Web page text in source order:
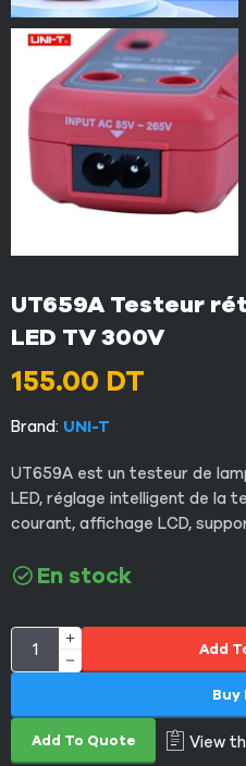
UT659A Testeur
LED TV 300V
155.00 DT
Brand: UNI-T
UT659A est un testeur de
LED, réglage intelligent de la
courant, affichage LCD,
En stock
Add
Add To Quote View
Buy